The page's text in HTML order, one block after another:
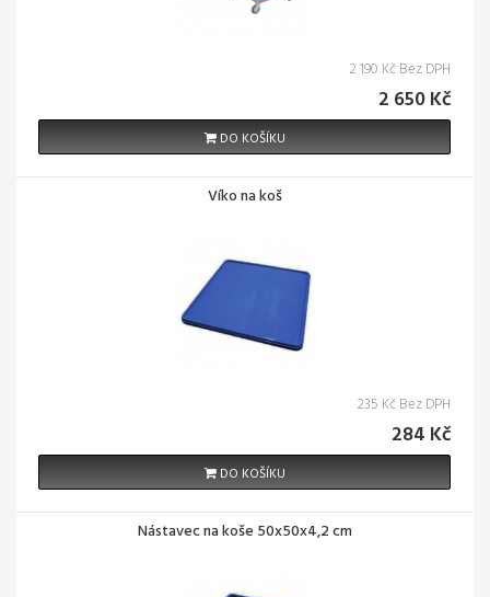
2 190 Kč Bez DPH
2 650 Kč
DO KOŠÍKU
Víko na koš
235 Kč Bez DPH
284 Kč
DO KOŠÍKU
Nástavec na koše 50x50x4,2 cm